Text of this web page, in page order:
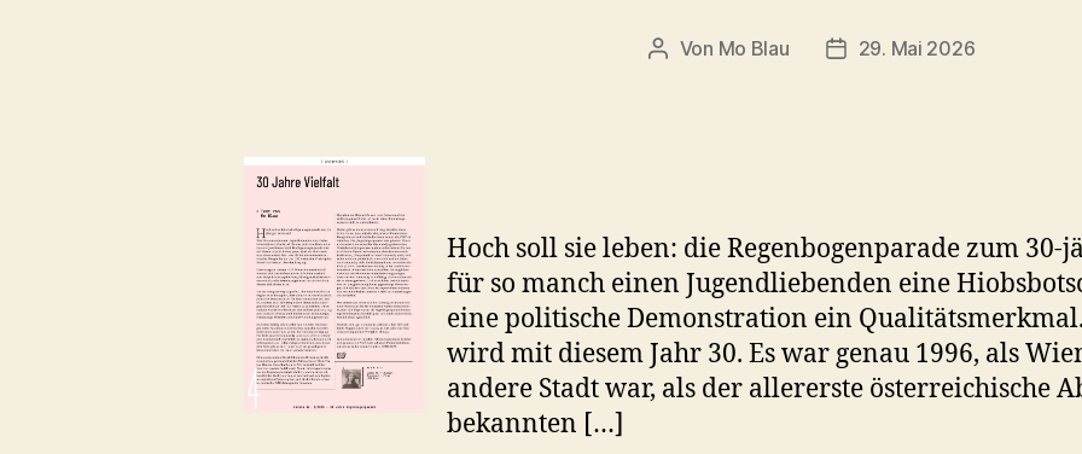
Beitragsautor
Von Mo Blau Beitragsdatum
29. Mai 2026
Hoch soll sie leben: die Regenbogenparade zum 30-
für so manch einen Jugendliebenden eine
eine politische Demonstration ein
wird mit diesem Jahr 30. Es war genau 1996, als
andere Stadt war, als der allererste österreichische
bekannten […]